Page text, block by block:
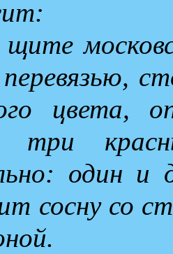
цвета,
три
один и
сосну со